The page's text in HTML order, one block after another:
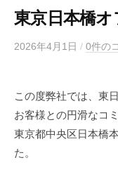
東京日本橋
2026年4月1日 b
a
b
u
/ 0件の
この度弊社では、東
お客様との円滑なコ
東京都中央区日本橋
た。